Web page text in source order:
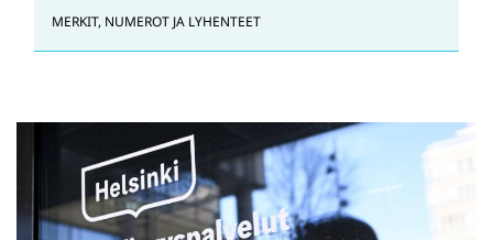
MERKIT, NUMEROT JA LYHENTEET